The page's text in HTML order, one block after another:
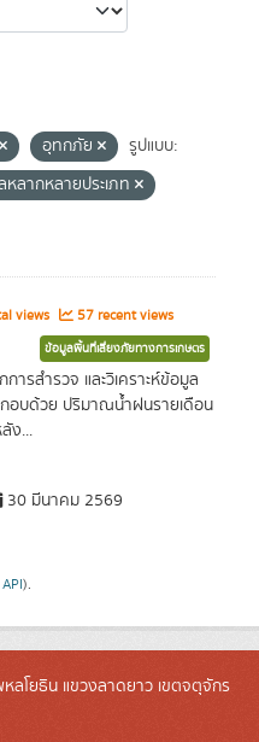
อุทกภัย
รูปแบบ:
หลากหลายประเภท
views 57 recent views
ข้อมูลพื้นที่เสี่ยงภัยทางการเกษตร
รสำรวจ และวิเคราะห์ข้อมูล
กอบด้วย ปริมาณน้ำฝนรายเดือน
ง...
30 มีนาคม 2569
).
โยธิน แขวงลาดยาว เขตจตุจักร